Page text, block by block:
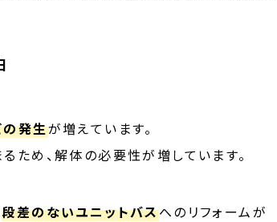
の発生が増えています。
ため、解体の必要性が増しています。
段差のないユニットバスへのリフォームが